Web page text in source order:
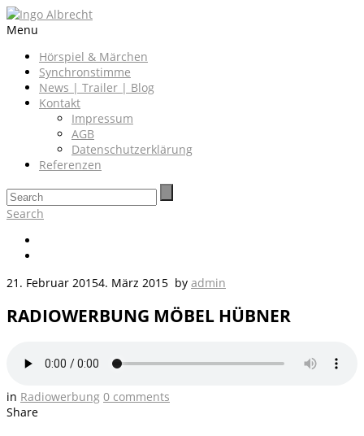
Menu
Hörspiel & Märchen
Synchronstimme
News | Trailer | Blog
Kontakt
Impressum
AGB
Datenschutzerklärung
Referenzen
Search
21. Februar 20154. März 2015 by admin
RADIOWERBUNG MÖBEL HÜBNER
in Radiowerbung 0 comments
Share